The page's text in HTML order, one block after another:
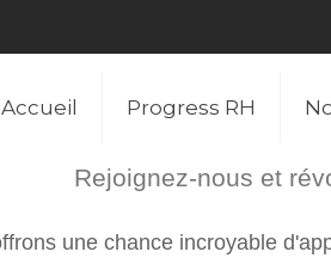
Accueil Progress RH
Rejoignez-nous et
une chance incroyable